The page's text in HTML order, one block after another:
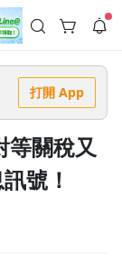
閃活動
級 📈⭐️ 【冷氣房
活動期間：
加碼 /→ 點數回饋
1% 點數✅ 滿
專屬活動，加
播」！
打開 App
等關稅又
號！
--:--